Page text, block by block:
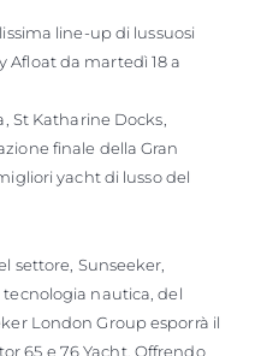
line-up di lussuosi
Afloat da martedì 18 a
St Katharine Docks,
finale della Gran
yacht di lusso del
settore, Sunseeker,
nautica, del
London Group esporrà il
65 e 76 Yacht. Offrendo